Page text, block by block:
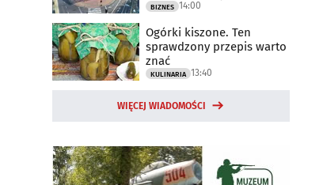
Białymstoku
BIZNES 14:00
Ogórki kiszone. Ten
sprawdzony przepis warto
znać
KULINARIA 13:40
WIĘCEJ WIADOMOŚCI